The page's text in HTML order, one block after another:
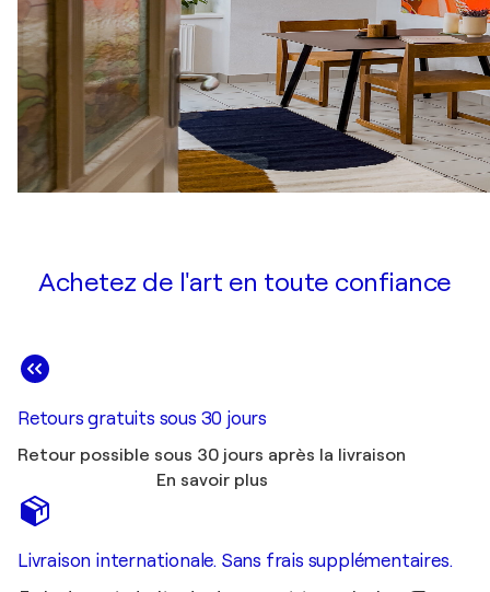
Achetez de l'art en toute confiance
Retours gratuits sous 30 jours
Retour possible sous 30 jours après la livraison
En savoir plus
Livraison internationale. Sans frais supplémentaires.